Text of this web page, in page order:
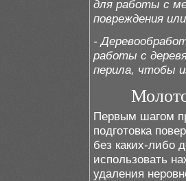
для работы с
повреждения
-
работы с
перила, чтобы
Первым шагом
подготовка
без каких-либо
использовать
удаления